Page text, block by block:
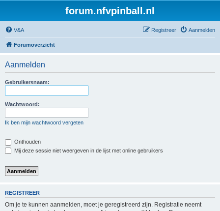
forum.nfvpinball.nl
V&A Aanmelden
Registreer
Forumoverzicht
Aanmelden
Gebruikersnaam:
Wachtwoord:
Ik ben mijn wachtwoord vergeten
Onthouden
Mij deze sessie niet weergeven in de lijst met online gebruikers
REGISTREER
Om je te kunnen aanmelden, moet je geregistreerd zijn. Registratie neemt